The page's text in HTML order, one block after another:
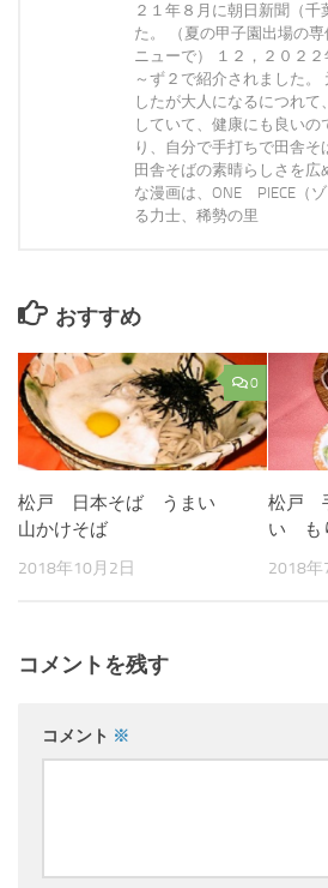
２１年８月に朝日新聞（千
た。 （夏の甲子園出場の
ニューで） １２，２０２
～ず２で紹介されました
したが大人になるにつれて
していて、健康にも良い
り、自分で手打ちで田舎そ
田舎そばの素晴らしさを広
な漫画は、ONE PIECE（
る力士、稀勢の里
おすすめ
0
松戸 日本そば うまい
山かけそば
2018年10月2日
松戸
い も
2018年
コメントを残す
コメント ※